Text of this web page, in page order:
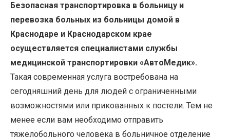
Безопасная транспортировка в больницу и
перевозка больных из больницы домой в
Краснодаре и Краснодарском крае
осуществляется специалистами службы
медицинской транспортировки «АвтоМедик».
Такая современная услуга востребована на
сегодняшний день для людей с ограниченными
возможностями или прикованных к постели. Тем не
менее если вам необходимо отправить
тяжелобольного человека в больничное отделение